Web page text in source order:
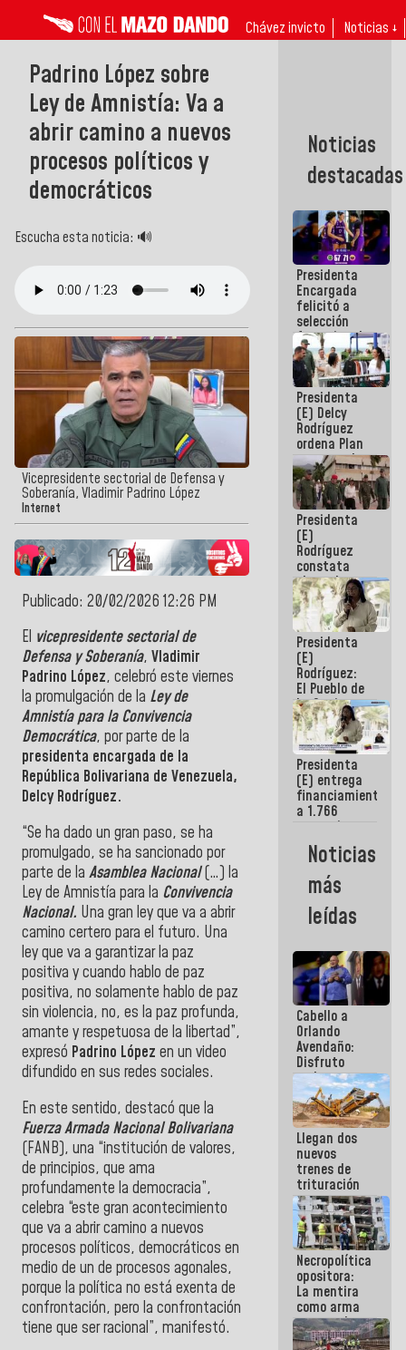
Chávez invicto Noticias ↓
Padrino López sobre
Ley de Amnistía: Va a
abrir camino a nuevos
procesos políticos y
democráticos
Escucha esta noticia: 🔊
Vicepresidente sectorial de Defensa y
Soberanía, Vladimir Padrino López
Internet
Publicado: 20/02/2026 12:26 PM
El vicepresidente sectorial de
Defensa y Soberanía, Vladimir
Padrino López, celebró este viernes
la promulgación de la Ley de
Amnistía para la Convivencia
Democrática, por parte de la
presidenta encargada de la
República Bolivariana de Venezuela,
Delcy Rodríguez.
“Se ha dado un gran paso, se ha
promulgado, se ha sancionado por
parte de la Asamblea Nacional(…) la
Ley de Amnistía para la Convivencia
Nacional. Una gran ley que va a abrir
camino certero para el futuro. Una
ley que va a garantizar la paz
positiva y cuando hablo de paz
positiva, no solamente hablo de paz
sin violencia, no, es la paz profunda,
amante y respetuosa de la libertad”,
expresó Padrino López en un video
difundido en sus redes sociales.
En este sentido, destacó que la
Fuerza Armada Nacional Bolivariana
(FANB), una “institución de valores,
de principios, que ama
profundamente la democracia”,
celebra “este gran acontecimiento
que va a abrir camino a nuevos
procesos políticos, democráticos en
medio de un de procesos agonales,
porque la política no está exenta de
confrontación, pero la confrontación
tiene que ser racional”, manifestó.
Noticias
destacadas
Presidenta
Encargada
felicitó a
selección
femenina de
baloncesto
por su
clasificación
a la
AmeriCup
2027
Presidenta
(E) Delcy
Rodríguez
ordena Plan
maestro de
desarrollo
logístico y
turístico
para La
Guaira
Presidenta
(E)
Rodríguez
constata
obras de
rehabilitación
de Escuela
Militar de
Mamo en La
Guaira
Presidenta
(E)
Rodríguez:
El Pueblo de
La Guaira
siempre
estará
acompañada
por el
Gobierno
Nacional
Presidenta
(E) entrega
financiamientos
a 1.766
comerciantes
emprendedores
afectados
por
terremotos
Noticias
más
leídas
Cabello a
Orlando
Avendaño:
Disfruto
cada vez
que escribes
porque lo
que haces
es
embarrarla
Llegan dos
nuevos
trenes de
trituración
para
optimizar
manejo de
escombros
en La Guaira
Necropolítica
opositora:
La mentira
como arma
contra el
Pueblo